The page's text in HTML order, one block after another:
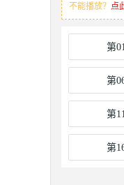
不能播放？ 点
第
第
第
第